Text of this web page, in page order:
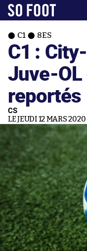
C1 8ES
C1 :
Juve-
reportés
CS
LE JEUDI 12 MARS 2020